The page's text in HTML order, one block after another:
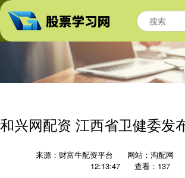
和兴网配资 江西省卫健委发
来源：财富牛配资平台 网站：淘配网
12:13:47
查看：137